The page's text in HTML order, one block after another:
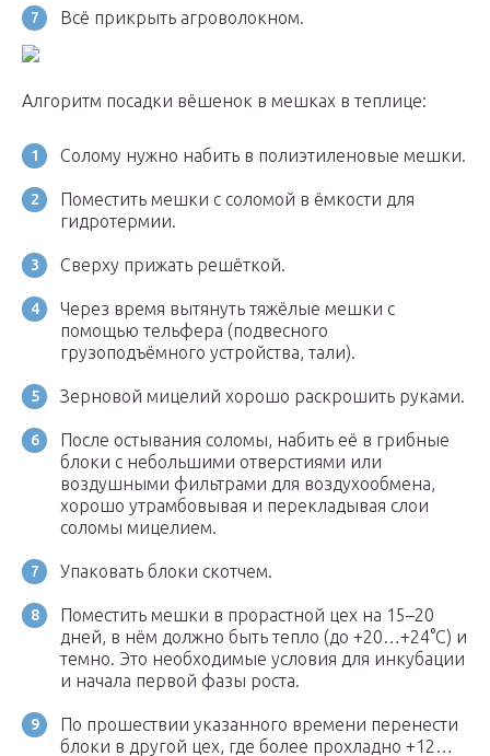
Всё прикрыть агроволокном.
Алгоритм посадки вёшенок в мешках в теплице:
Солому нужно набить в полиэтиленовые мешки.
Поместить мешки с соломой в ёмкости для
гидротермии.
Сверху прижать решёткой.
Через время вытянуть тяжёлые мешки с
помощью тельфера (подвесного
грузоподъёмного устройства, тали).
Зерновой мицелий хорошо раскрошить руками.
После остывания соломы, набить её в грибные
блоки с небольшими отверстиями или
воздушными фильтрами для воздухообмена,
хорошо утрамбовывая и перекладывая слои
соломы мицелием.
Упаковать блоки скотчем.
Поместить мешки в прорастной цех на 15–20
дней, в нём должно быть тепло (до +20…+24°С) и
темно. Это необходимые условия для инкубации
и начала первой фазы роста.
По прошествии указанного времени перенести
блоки в другой цех, где более прохладно +12…